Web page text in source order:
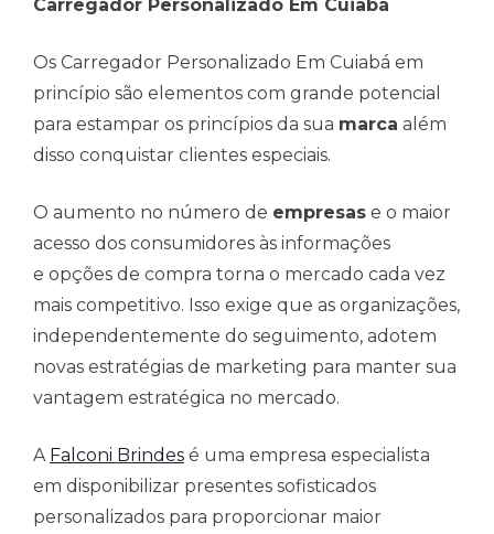
Carregador Personalizado Em Cuiabá
Os Carregador Personalizado Em Cuiabá em
princípio são elementos com grande potencial
para estampar os princípios da sua marca além
disso conquistar clientes especiais.
O aumento no número de empresas e o maior
acesso dos consumidores às informações
e opções de compra torna o mercado cada vez
mais competitivo. Isso exige que as organizações,
independentemente do seguimento, adotem
novas estratégias de marketing para manter sua
vantagem estratégica no mercado.
A Falconi Brindes é uma empresa especialista
em disponibilizar presentes sofisticados
personalizados para proporcionar maior